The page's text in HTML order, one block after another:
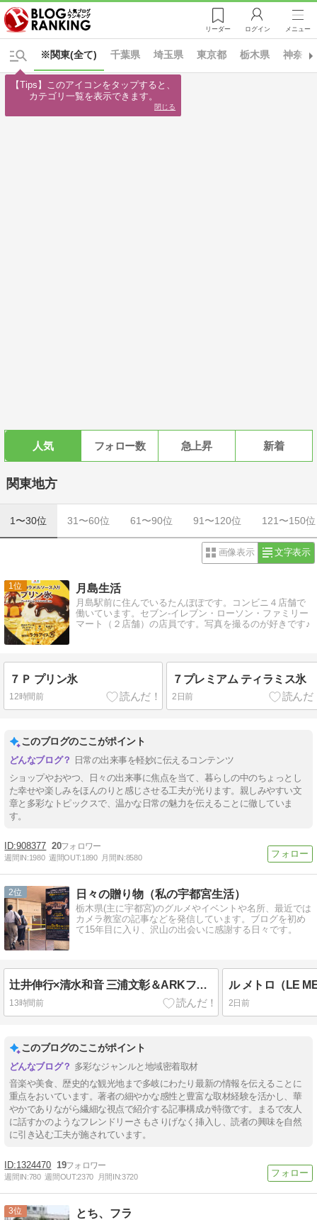
リーダー ログイン メニュー
※関東(全て) 千葉県 埼玉県 東京都 栃木県 神奈川
人気 フォロー数 急上昇 新着
関東地方
1〜30位 31〜60位 61〜90位 91〜120位 121〜150位
画像表示 文字表示
1 月島生活
月島駅前に住んでいるたんぽぽです。コンビニ４店舗で
働いています。セブン-イレブン・ローソン・ファミリー
マート（２店舗）の店員です。写真を撮るのが好きです♪
７Ｐ プリン氷
12時間前
７プレミアム ティラミス氷
2日前
このブログのここがポイント
日常の出来事を軽妙に伝えるコンテンツ
ショップやおやつ、日々の出来事に焦点を当て、暮らしの中のちょっとし
た幸せや楽しみをほんのりと感じさせる工夫が光ります。親しみやすい文
章と多彩なトピックスで、温かな日常の魅力を伝えることに徹していま
す。
908377 20
週間IN:1980 週間OUT:1890 月間IN:8580
2 日々の贈り物（私の宇都宮生活）
栃木県(主に宇都宮)のグルメやイベントや名所、最近では
カメラ教室の記事などを発信しています。ブログを初め
て15年目に入り、沢山の出会いに感謝する日々です。
辻井伸行×清水和音 三浦文彰＆ARKフィルハーモニック ～究極のベートーヴェン～
13時間前 2日前
このブログのここがポイント
多彩なジャンルと地域密着取材
音楽や美食、歴史的な観光地まで多岐にわたり最新の情報を伝えることに
重点をおいています。著者の細やかな感性と豊富な取材経験を活かし、華
やかでありながら繊細な視点で紹介する記事構成が特徴です。まるで友人
に話すかのようなフレンドリーさもさりげなく挿入し、読者の興味を自然
に引き込む工夫が施されています。
1324470 19
週間IN:780 週間OUT:2370 月間IN:3720
3 とち、フラ
【Tips】このアイコンをタップすると、
カテゴリ一覧を表示できます。
閉じる